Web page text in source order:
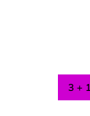
3 + 1